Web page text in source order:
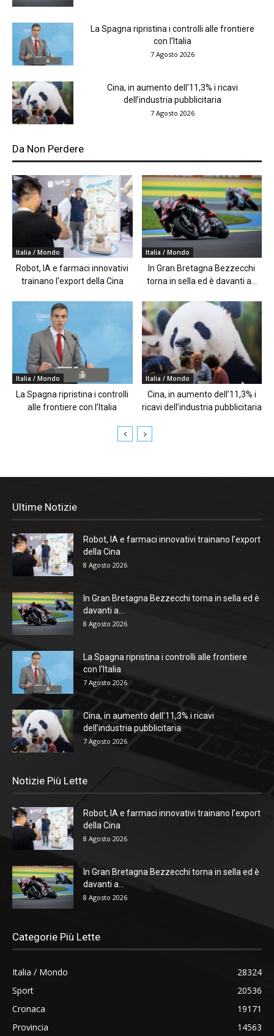
La Spagna ripristina i controlli alle frontiere
con l’Italia
7 Agosto 2026
Cina, in aumento dell’11,3% i ricavi
dell’industria pubblicitaria
7 Agosto 2026
Da Non Perdere
Italia / Mondo
Robot, IA e farmaci innovativi
trainano l’export della Cina
Italia / Mondo
In Gran Bretagna Bezzecchi
torna in sella ed è davanti a...
Italia / Mondo
La Spagna ripristina i controlli
alle frontiere con l’Italia
Italia / Mondo
Cina, in aumento dell’11,3% i
ricavi dell’industria pubblicitaria
Ultime Notizie
Robot, IA e farmaci innovativi trainano l’export
della Cina
8 Agosto 2026
In Gran Bretagna Bezzecchi torna in sella ed è
davanti a...
8 Agosto 2026
La Spagna ripristina i controlli alle frontiere
con l’Italia
7 Agosto 2026
Cina, in aumento dell’11,3% i ricavi
dell’industria pubblicitaria
7 Agosto 2026
Notizie Più Lette
Robot, IA e farmaci innovativi trainano l’export
della Cina
8 Agosto 2026
In Gran Bretagna Bezzecchi torna in sella ed è
davanti a...
8 Agosto 2026
Categorie Più Lette
Italia / Mondo
28324
Sport
20536
Cronaca
19171
Provincia
14563